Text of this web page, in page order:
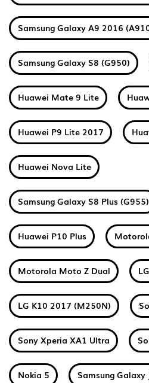
Samsung Galaxy A9 2016
Samsung Galaxy S8 (G950)
Huawei Mate 9 Lite
Huawei P9 Lite 2017
Huawei Nova Lite
Samsung Galaxy S8 Plus (G955)
Huawei P10 Plus
Motorola Moto Z Dual
LG K10 2017 (M250N)
Sony Xperia XA1 Ultra
Nokia 5 Samsung